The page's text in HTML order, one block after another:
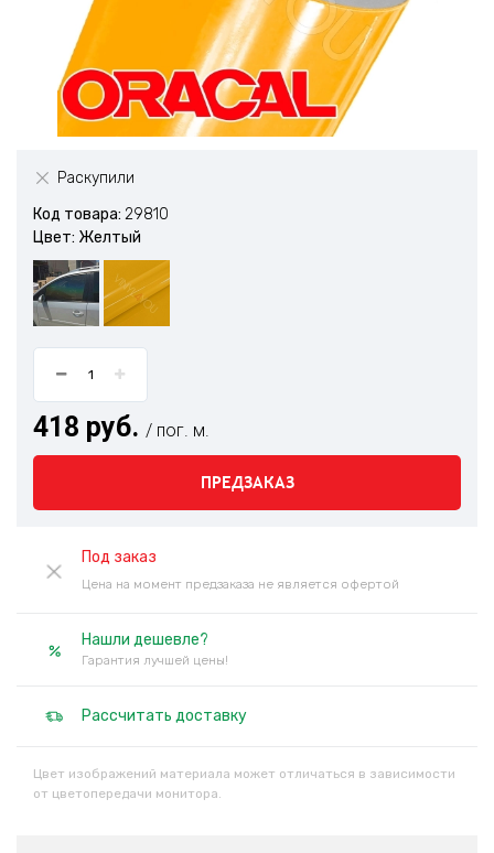
Раскупили
Код товара: 29810
Цвет: Желтый
418 руб. / пог. м.
ПРЕДЗАКАЗ
Под заказ
Цена на момент предзаказа не является офертой
Нашли дешевле?
Гарантия лучшей цены!
Рассчитать доставку
Цвет изображений материала может отличаться в зависимости
от цветопередачи монитора.